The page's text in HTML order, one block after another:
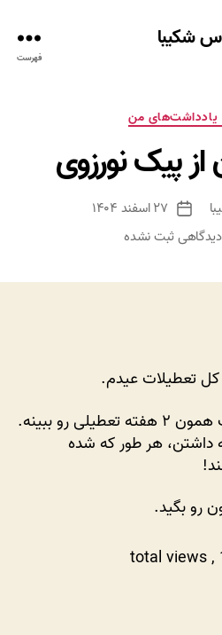
شکیبا
فهرست
دسته‌ها
یادداشت‌های من
پیک نورزوی
تاریخ
نوشته
۲۷ اسفند ۱۴۰۴
برای
ثبت نشده
کل تعطیلات عیدم.
یعنی مدرسه چشم نداشت همون ۲‌ هفته تعطیلی رو ببینه.
داشتن، هر طور که شده
رو بگید.
,